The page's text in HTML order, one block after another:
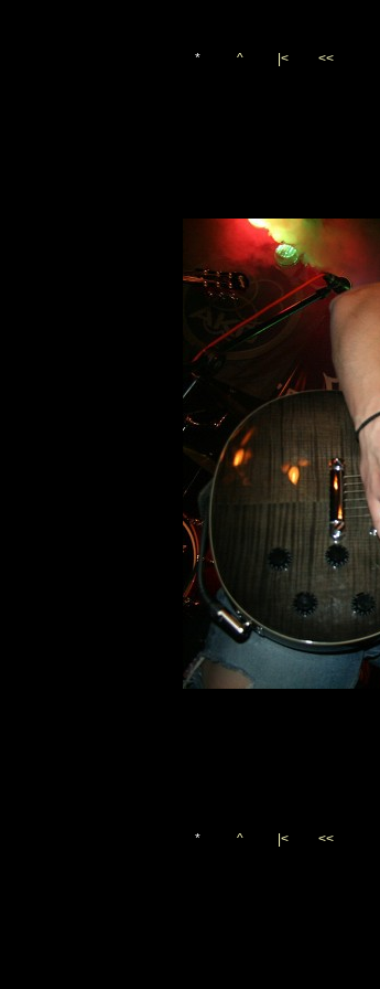
* ^ |< <<
* ^ |< <<